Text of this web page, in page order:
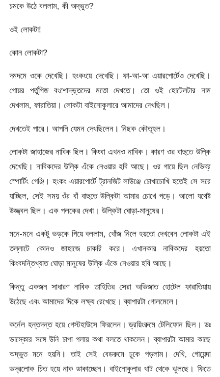
চমকে উঠে বললাম, কী অদ্ভুত?
ওই লোকটা!
কোন লোকটা?
দমদমে ওকে দেখেছি। হংকংয়ে দেখেছি। ফা-আ-আ এয়ারপোর্টেও দেখেছি।
গোয়র পর্তুগিজ বংশোদ্ভূতদের মতো দেখতে। তো ওই হোটেলটার নাম
দেখলাম, ফারাতিয়া। লোকটা বাইনোকুলারে আমাদের দেখছিল।
দেখতেই পারে। আপনি যেমন দেখছিলেন। নিছক কৌতূহল।
লোকটা জাহাজের নাবিক ছিল। কিংবা এখনও নাবিক। কারণ ওর বাহুতে উল্কি
দেখেছি। নাবিকদের উল্কি এঁকে নেওয়ার হবি আছে। ওর গায়ে ছিল নেভিব্র
স্পোর্টিং গেঞ্জি। হংকং এয়ারপোর্টে ট্রানজিট লাউঞ্জে চোখাচোখি হতেই সে সরে
যাচ্ছিল, সেই সময় ওঁর বাঁ বাহুতে উল্কিটা আমার চোখে পড়ে। আলো যথেষ্ট
উজ্জ্বল ছিল। এক পলকের দেখা। উল্কিটা ঘোড়া-মানুষের।
মনে-মনে একটু ভড়কে গিয়ে বললাম, খোঁজ নিলে হয়তো দেখবেন লোকটা এই
তল্লাটে কোনও জাহাজে চাকরি করে। এখানকার নাবিকদের হয়তো
কিংবদন্তিখ্যাত ঘোড়া মানুষের উল্কি এঁকে নেওয়ার হবি আছে।
কিন্তু একজন সাধারণ নাবিক তাহিতির সেরা অভিজাত হোটেল ফারাতিয়ায়
উঠেছে এবং আমাদের দিকে লক্ষ্য রেখেছে। ব্যাপারটা গোলমেলে।
কর্নেল হন্তদন্ত হয়ে গেস্টহাউসে ফিরলেন। ড্রয়িংরুমে টেলিফোন ছিল। ডঃ
ভাস্কোর সঙ্গে উনি চাপা গলায় কথা বলতে থাকলেন। ব্যাপারটা আমার কাছে
অদ্ভুত মনে হয়নি। তাই সেই বেডরুমে ঢুকে পড়লাম। দেখি, গোয়েন্দা
ভদ্রলোক চিত হয়ে নাক ডাকাচ্ছেন। বাইনোকুলার খাট থেকে ঝুলছে। ফিতে